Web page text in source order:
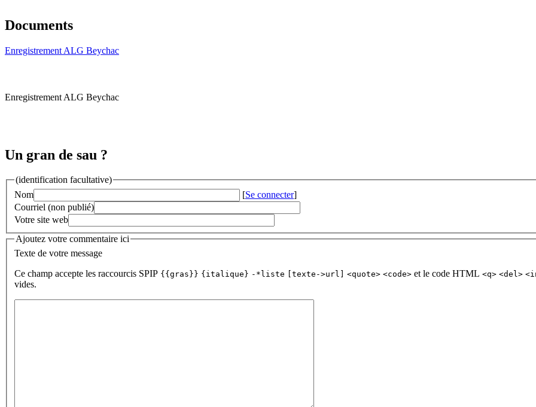
Documents
Enregistrement ALG Beychac
Enregistrement ALG Beychac
Un gran de sau ?
(identification facultative)
Nom
[Se connecter]
Courriel (non publié)
Votre site web
Ajoutez votre commentaire ici
Texte de votre message
Ce champ accepte les raccourcis SPIP {{gras}} {italique} -*liste [texte->url] <quote> <code> et le code HTML <q> <del>
vides.